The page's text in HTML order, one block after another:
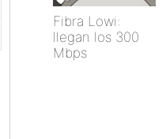
Fibra Lowi:
llegan los 300
Mbps